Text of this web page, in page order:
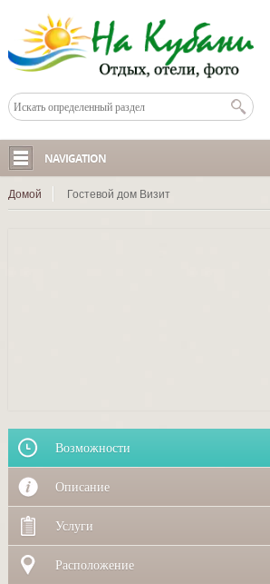
NAVIGATION
Домой Гостевой дом Визит
Возможности
Описание
Услуги
Расположение